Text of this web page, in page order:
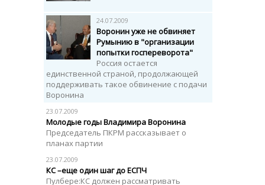
24.07.2009
Воронин уже не обвиняет
Румынию в "организации
попытки госпереворота"
Россия остается
единственной страной, продолжающей
поддерживать такое обвинение с подачи
Воронина
23.07.2009
Молодые годы Владимира Воронина
Председатель ПКРМ рассказывает о
планах партии
23.07.2009
КС –еще один шаг до ЕСПЧ
Пулбере:КС должен рассматривать